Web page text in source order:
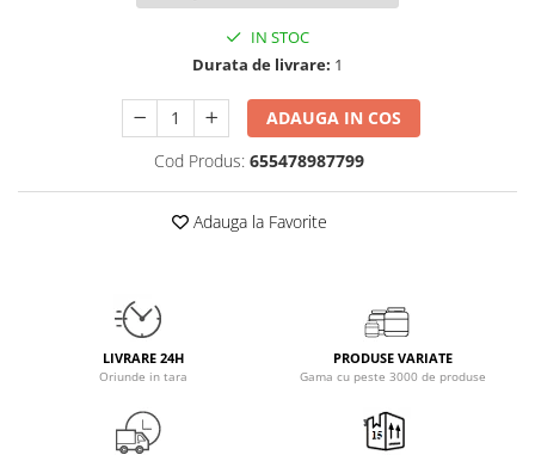
Rich Piana 5% Nutrition
Skill Nutrition
IN STOC
Durata de livrare: 1
ADAUGA IN COS
Cod Produs: 655478987799
Adauga la Favorite
LIVRARE 24H
Oriunde in tara
PRODUSE VARIATE
Gama cu peste 3000 de produse